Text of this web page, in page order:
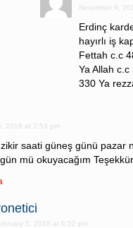
November 9,
Erdinç
hayırlı iş
Fettah c.c
Ya Allah
330 Ya
2018 at 2:53 pm
saati güneş günü pazar
mü okuyacağım
5, 2018 at 6:52 pm